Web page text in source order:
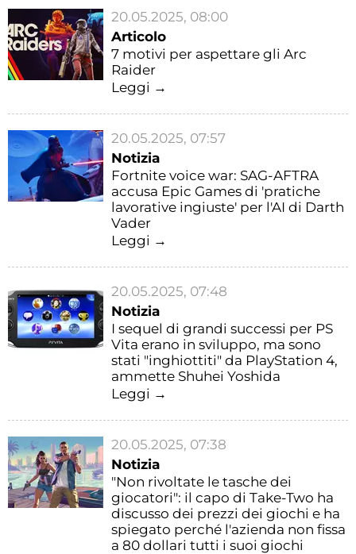
20.05.2025, 08:00
Articolo
7 motivi per aspettare gli Arc
Raider
Leggi →
20.05.2025, 07:57
Notizia
Fortnite voice war: SAG-AFTRA
accusa Epic Games di 'pratiche
lavorative ingiuste' per l'AI di Darth
Vader
Leggi →
20.05.2025, 07:48
Notizia
I sequel di grandi successi per PS
Vita erano in sviluppo, ma sono
stati "inghiottiti" da PlayStation 4,
ammette Shuhei Yoshida
Leggi →
20.05.2025, 07:38
Notizia
"Non rivoltate le tasche dei
giocatori": il capo di Take-Two ha
discusso dei prezzi dei giochi e ha
spiegato perché l'azienda non fissa
a 80 dollari tutti i suoi giochi